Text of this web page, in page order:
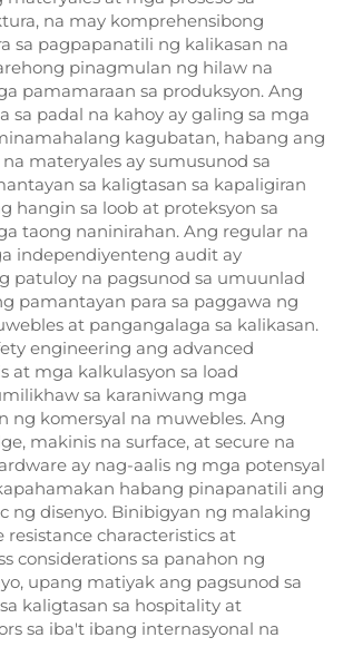
na may komprehensibong
sa pagpapanatili ng kalikasan na
pinagmulan ng hilaw na
pamamaraan sa produksyon. Ang
sa padal na kahoy ay galing sa mga
kagubatan, habang ang
materyales ay sumusunod sa
sa kaligtasan sa kapaligiran
hangin sa loob at proteksyon sa
taong naninirahan. Ang regular na
independiyenteng audit ay
patuloy na pagsunod sa umuunlad
pamantayan para sa paggawa ng
at pangangalaga sa kalikasan.
engineering ang advanced
at mga kalkulasyon sa load
sa karaniwang mga
ng komersyal na muwebles. Ang
makinis na surface, at secure na
ay nag-aalis ng mga potensyal
habang pinapanatili ang
ng disenyo. Binibigyan ng malaking
resistance characteristics at
considerations sa panahon ng
upang matiyak ang pagsunod sa
kaligtasan sa hospitality at
sa iba't ibang internasyonal na